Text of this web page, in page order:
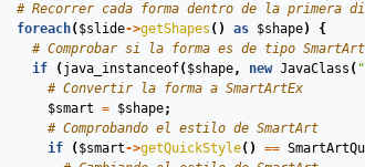
# Recorrer cada forma dentro de la primera
foreach( $slide->getShapes () as $shape)
{
# Comprobar si la forma es de tipo SmartArt
if
( java_instanceof( $shape, new JavaClass (
# Convertir la forma a SmartArtEx
$smart = $shape;
# Comprobando el estilo de SmartArt
if
( $smart->getQuickStyle() ==